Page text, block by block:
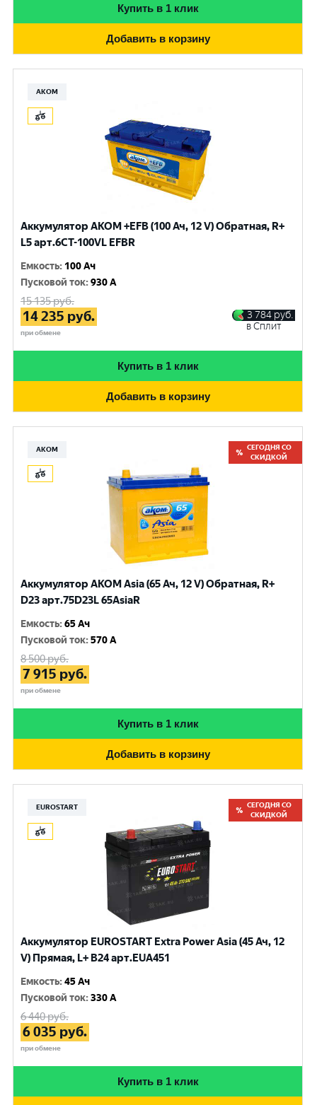
Купить в 1 клик
Добавить в корзину
АКОМ
Аккумулятор AKOM +EFB (100 Ач, 12 V) Обратная, R+
L5 арт.6СТ-100VL EFBR
Емкость: 100 Ач
Пусковой ток:930 A
15 135руб.
14 235 руб.
при обмене
3 784 руб.
в Сплит
Купить в 1 клик
Добавить в корзину
АКОМ
СЕГОДНЯ СО
СКИДКОЙ
Аккумулятор AKOM Asia (65 Ач, 12 V) Обратная, R+
D23 арт.75D23L 65AsiaR
Емкость:65 Ач
Пусковой ток:570 A
8 500руб.
7 915 руб.
при обмене
Купить в 1 клик
Добавить в корзину
EUROSTART
СЕГОДНЯ СО
СКИДКОЙ
Аккумулятор EUROSTART Extra Power Asia (45 Ач, 12
V) Прямая, L+ B24 арт.EUA451
Емкость:45 Ач
Пусковой ток:330 A
6 440руб.
6 035 руб.
при обмене
Купить в 1 клик